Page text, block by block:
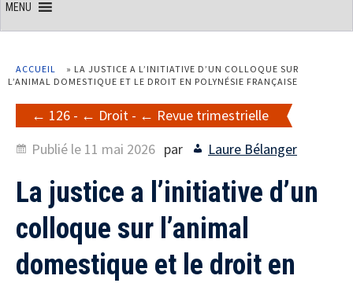
MENU
ACCUEIL » LA JUSTICE A L’INITIATIVE D’UN COLLOQUE SUR
L’ANIMAL DOMESTIQUE ET LE DROIT EN POLYNÉSIE FRANÇAISE
126 - Droit -
Revue trimestrielle
Publié le 11 mai 2026 par Laure Bélanger
La justice a l’initiative d’un
colloque sur l’animal
domestique et le droit en